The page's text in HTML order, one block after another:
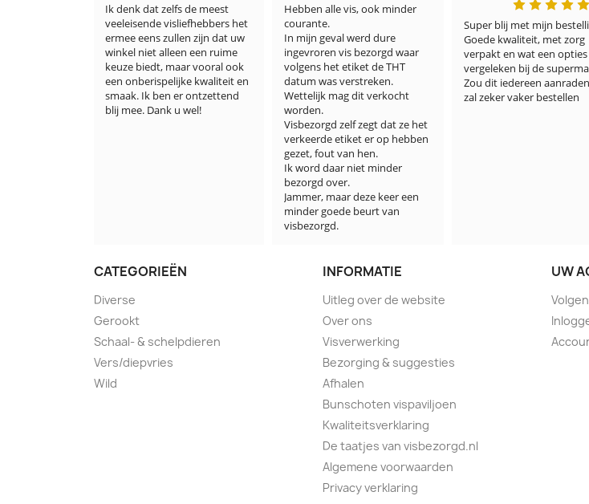
Ik denk dat zelfs de meest
veeleisende visliefhebbers het
ermee eens zullen zijn dat uw
winkel niet alleen een ruime
keuze biedt, maar vooral ook
een onberispelijke kwaliteit en
smaak. Ik ben er ontzettend
blij mee. Dank u wel!
Hebben alle vis, ook minder
courante.
In mijn geval werd dure
ingevroren vis bezorgd waar
volgens het etiket de THT
datum was verstreken.
Wettelijk mag dit verkocht
worden.
Visbezorgd zelf zegt dat ze het
verkeerde etiket er op hebben
gezet, fout van hen.
Ik word daar niet minder
bezorgd over.
Jammer, maar deze keer een
minder goede beurt van
visbezorgd.
Super blij met mijn bestelling!
Goede kwaliteit, met zorg
verpakt en wat een opties
vergeleken bij de supermarkt.
Zou dit iedereen aanraden en
zal zeker vaker bestellen
CATEGORIEËN
Diverse
Gerookt
Schaal- & schelpdieren
Vers/diepvries
Wild
INFORMATIE
Uitleg over de website
Over ons
Visverwerking
Bezorging & suggesties
Afhalen
Bunschoten vispaviljoen
Kwaliteitsverklaring
De taatjes van visbezorgd.nl
Algemene voorwaarden
Privacy verklaring
UW